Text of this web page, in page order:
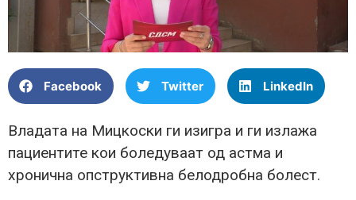
Facebook Twitter LinkedIn
Владата на Мицкоски ги изигра и ги излажа
пациентите кои боледуваат од астма и
хронична опструктивна белодробна болест.